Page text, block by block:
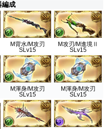
編成
M背水/M攻刃
SLv15
M攻刃/M進境Ⅱ
SLv15
M渾身/M攻刃
SLv15
M渾身/M攻刃
SLv15